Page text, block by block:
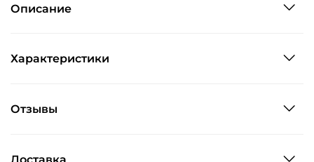
Описание
Характеристики
Отзывы